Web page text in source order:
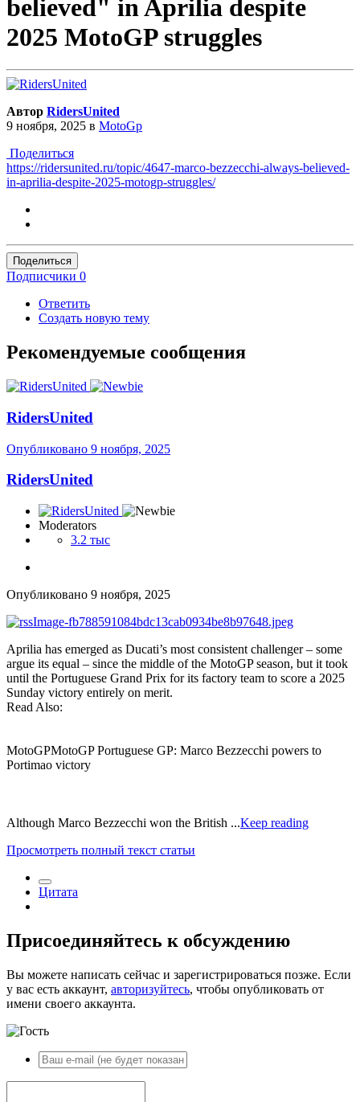
believed" in Aprilia despite
2025 MotoGP struggles
Автор RidersUnited
9 ноября, 2025 в MotoGp
Поделиться
https://ridersunited.ru/topic/4647-marco-bezzecchi-always-believed-
in-aprilia-despite-2025-motogp-struggles/
Поделиться
Подписчики 0
Ответить
Создать новую тему
Рекомендуемые сообщения
RidersUnited
Опубликовано 9 ноября, 2025
RidersUnited
Moderators
3.2 тыс
Опубликовано 9 ноября, 2025
Aprilia has emerged as Ducati’s most consistent challenger – some
argue its equal – since the middle of the MotoGP season, but it took
until the Portuguese Grand Prix for its factory team to score a 2025
Sunday victory entirely on merit.
Read Also:
MotoGPMotoGP Portuguese GP: Marco Bezzecchi powers to
Portimao victory
Although Marco Bezzecchi won the British ...Keep reading
Просмотреть полный текст статьи
Цитата
Присоединяйтесь к обсуждению
Вы можете написать сейчас и зарегистрироваться позже. Если
у вас есть аккаунт, авторизуйтесь, чтобы опубликовать от
имени своего аккаунта.